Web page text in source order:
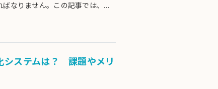
なりません。この記事では、建
システムは？ 課題やメリ